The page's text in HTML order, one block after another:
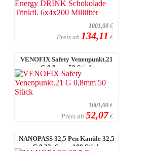
1001,00 €
Preis ab 134,11 €
VENOFIX Safety Venenpunkt.21
G 0,8mm 50 Stück
1001,00 €
Preis ab 52,07 €
NANOPASS 32,5 Pen Kanüle 32,5
G 0,22x6 mm 100 Stück